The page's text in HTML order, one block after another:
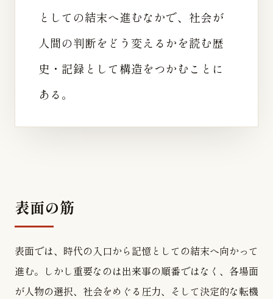
としての結末へ進むなかで、社会が
人間の判断をどう変えるかを読む歴
史・記録として構造をつかむことに
ある。
表面の筋
表面では、時代の入口から記憶としての結末へ向かって
進む。しかし重要なのは出来事の順番ではなく、各場面
が人物の選択、社会をめぐる圧力、そして決定的な転機